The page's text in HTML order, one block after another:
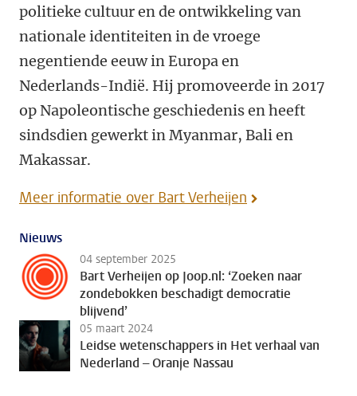
politieke cultuur en de ontwikkeling van
nationale identiteiten in de vroege
negentiende eeuw in Europa en
Nederlands-Indië. Hij promoveerde in 2017
op Napoleontische geschiedenis en heeft
sindsdien gewerkt in Myanmar, Bali en
Makassar.
Meer informatie over Bart Verheijen
Nieuws
04 september 2025
Bart Verheijen op Joop.nl: ‘Zoeken naar
zondebokken beschadigt democratie
blijvend’
05 maart 2024
Leidse wetenschappers in Het verhaal van
Nederland – Oranje Nassau